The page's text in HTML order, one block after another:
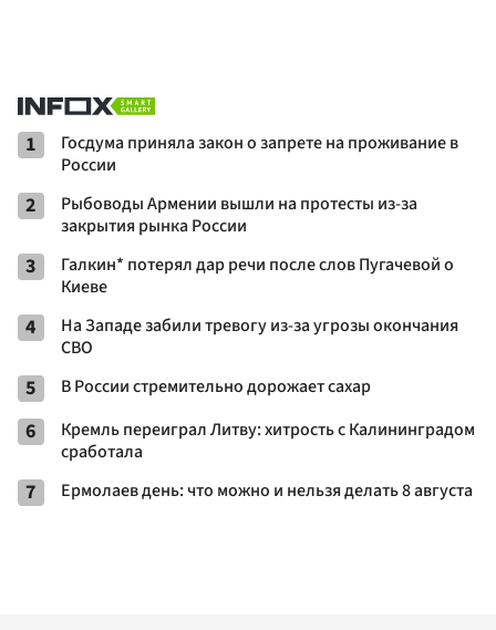
1
Госдума приняла закон о запрете на проживание в
России
2
Рыбоводы Армении вышли на протесты из-за
закрытия рынка России
3
Галкин* потерял дар речи после слов Пугачевой о
Киеве
4
На Западе забили тревогу из-за угрозы окончания
СВО
5 В России стремительно дорожает сахар
6
Кремль переиграл Литву: хитрость с Калининградом
сработала
7 Ермолаев день: что можно и нельзя делать 8 августа